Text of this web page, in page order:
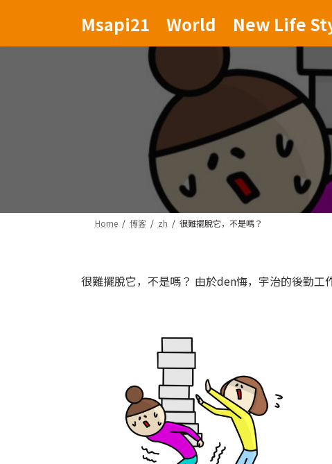
Msapi21 World New Life
Home 博客 zh 很難擺脫它，不是嗎？
很難擺脫它，不是嗎？ 由於den悔，宇治的後勤工